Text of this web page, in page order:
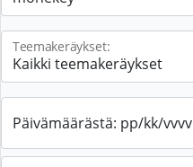
Teemakeräykset:
Päivämäärästä: pp/kk/vvvv